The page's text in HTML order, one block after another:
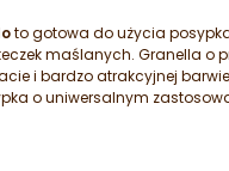
to gotowa do użycia
maślanych. Granella o
i bardzo atrakcyjnej
o uniwersalnym